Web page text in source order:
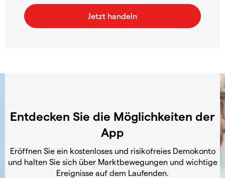
Entdecken Sie die Möglichkeiten der
App
Eröffnen Sie ein kostenloses und risikofreies Demokonto
und halten Sie sich über Marktbewegungen und wichtige
Ereignisse auf dem Laufenden.